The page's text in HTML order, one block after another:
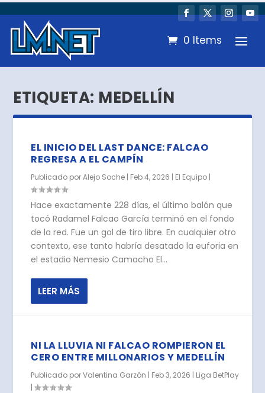
0 Items
ETIQUETA: MEDELLÍN
EL INICIO DEL LAST DANCE: FALCAO
REGRESA A EL CAMPÍN
Publicado porAlejo Soche | Feb 4, 2026 | El Equipo |
Hace exactamente 228 días, el último balón que
tocó Radamel Falcao García terminó en el fondo
de la red. Fue un gol de tiro libre. En cualquier otro
contexto, ese tanto habría desatado la euforia en
el estadio Nemesio Camacho El...
LEER MÁS
NI LA LLUVIA NI FALCAO ROMPIERON EL
CERO ENTRE MILLONARIOS Y MEDELLÍN
Publicado porValentina Garzón | Feb 3, 2026 | Liga BetPlay
|